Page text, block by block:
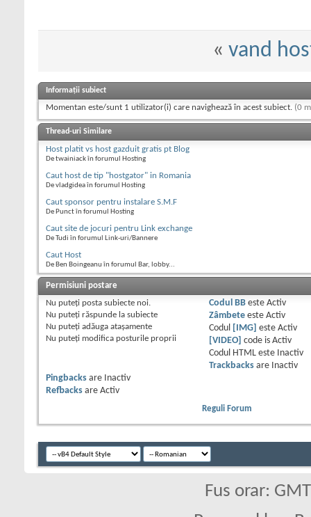
« vand
Informații subiect
Momentan este/sunt 1 utilizator(i) care navighează în acest subiect. (0
Thread-uri Similare
Host platit vs host gazduit gratis pt Blog
De twainiack în forumul Hosting
Caut host de tip "hostgator" in Romania
De vladgidea în forumul Hosting
Caut sponsor pentru instalare S.M.F
De Punct în forumul Hosting
Caut site de jocuri pentru Link exchange
De Tudi în forumul Link-uri/Bannere
Caut Host
De Ben Boingeanu în forumul Bar, lobby...
Permisiuni postare
Nu puteţi posta subiecte noi.
Nu puteţi răspunde la subiecte
Nu puteţi adăuga ataşamente
Nu puteţi modifica posturile proprii
Codul BBeste Activ
Zâmbeteeste Activ
Codul
[IMG] este Activ
[VIDEO] code is Activ
Codul HTML este
Inactiv
Trackbacksare
Inactiv
Pingbacks are
Inactiv
Refbacks are Activ
Reguli Forum
Fus orar: